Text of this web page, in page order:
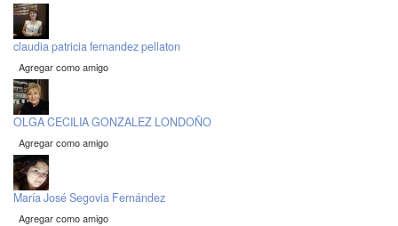
claudia patricia fernandez pellaton
Agregar como amigo
OLGA CECILIA GONZALEZ LONDOÑO
Agregar como amigo
María José Segovia Fernández
Agregar como amigo